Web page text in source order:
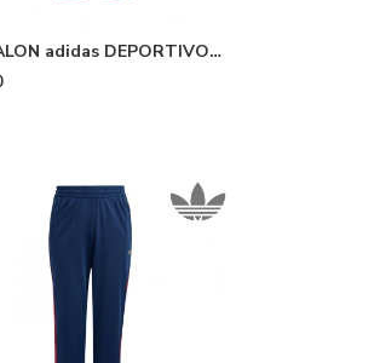
adidas DEPORTIVO
- Red White